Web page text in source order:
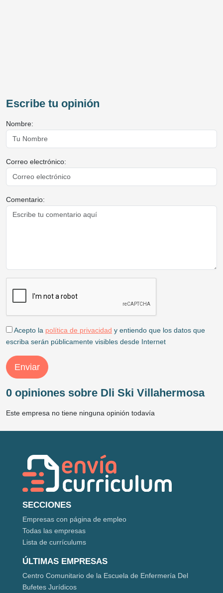
Escribe tu opinión
Nombre:
Correo electrónico:
Comentario:
Acepto la política de privacidad y entiendo que los datos que
escriba serán públicamente visibles desde Internet
Enviar
0 opiniones sobre Dli Ski Villahermosa
Este empresa no tiene ninguna opinión todavía
SECCIONES
Empresas con página de empleo
Todas las empresas
Lista de currículums
ÚLTIMAS EMPRESAS
Centro Comunitario de la Escuela de Enfermería Del
Bufetes Jurídicos